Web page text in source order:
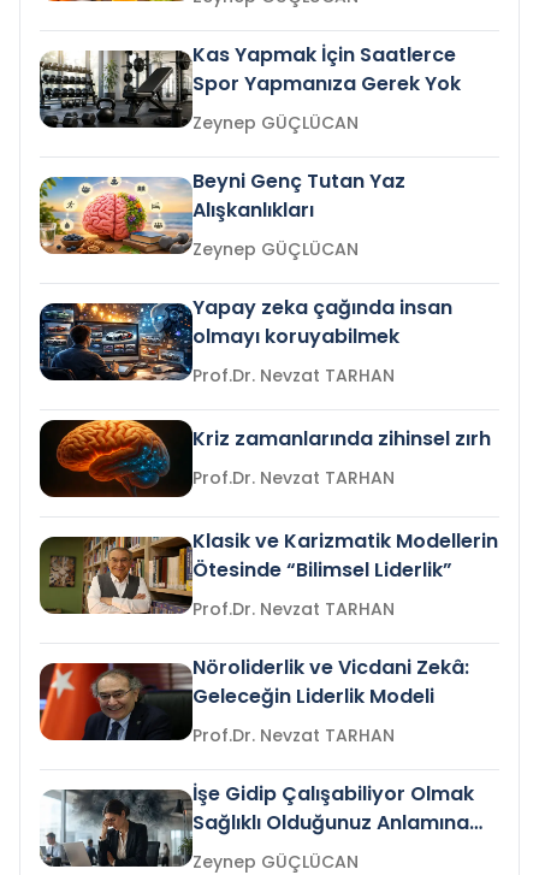
Kas Yapmak İçin Saatlerce
Spor Yapmanıza Gerek Yok
Zeynep GÜÇLÜCAN
Beyni Genç Tutan Yaz
Alışkanlıkları
Zeynep GÜÇLÜCAN
Yapay zeka çağında insan
olmayı koruyabilmek
Prof.Dr. Nevzat TARHAN
Kriz zamanlarında zihinsel zırh
Prof.Dr. Nevzat TARHAN
Klasik ve Karizmatik Modellerin
Ötesinde “Bilimsel Liderlik”
Prof.Dr. Nevzat TARHAN
Nöroliderlik ve Vicdani Zekâ:
Geleceğin Liderlik Modeli
Prof.Dr. Nevzat TARHAN
İşe Gidip Çalışabiliyor Olmak
Sağlıklı Olduğunuz Anlamına
Gelir mi?Zeynep GÜÇLÜCAN